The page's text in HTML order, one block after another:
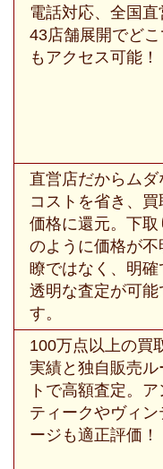
電話対応、全国直
43店舗展開でど
もアクセス可能！
直営店だからムダ
コストを省き、買
価格に還元。下取
のように価格が不
瞭ではなく、明確
透明な査定が可能
す。
100万点以上の買
実績と独自販売ル
トで高額査定。ア
ティークやヴィン
ージも適正評価！